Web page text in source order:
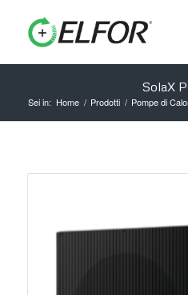
SolaX
Sei in: Home / Prodotti / Pompe di